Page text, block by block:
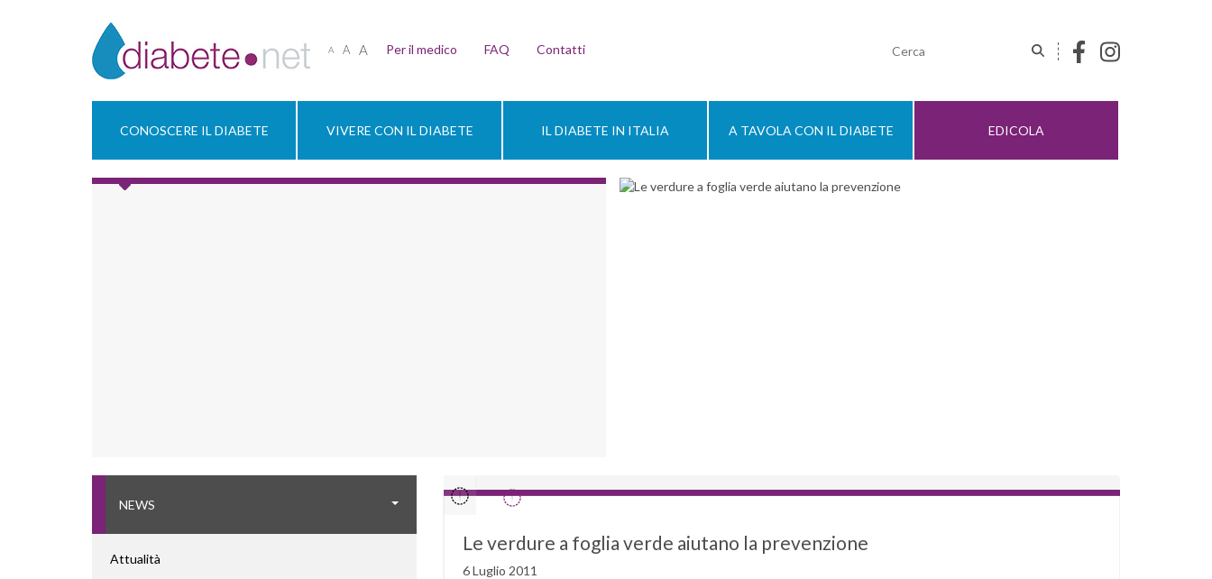
A A A Per il medico FAQ Contatti
CONOSCERE IL DIABETE VIVERE CON IL DIABETE IL DIABETE IN ITALIA A TAVOLA CON IL DIABETE EDICOLA
NEWS
Attualità
Le verdure a foglia verde aiutano la prevenzione
6 Luglio 2011